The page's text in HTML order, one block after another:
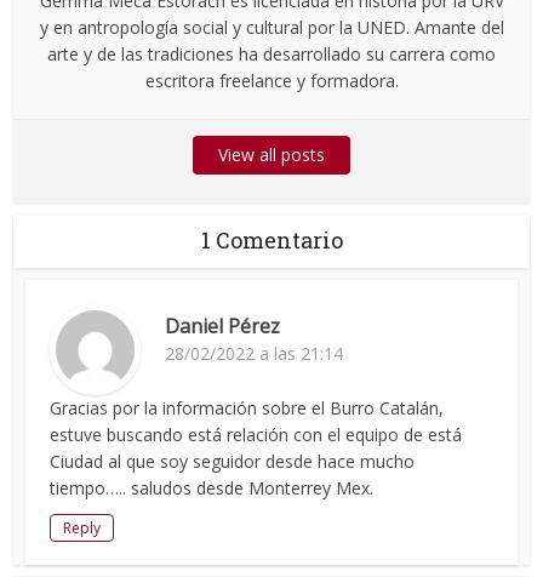
y en antropología social y cultural por la UNED. Amante del
arte y de las tradiciones ha desarrollado su carrera como
escritora freelance y formadora.
View all posts
1 Comentario
Daniel Pérez
28/02/2022 a las 21:14
Gracias por la información sobre el Burro Catalán,
estuve buscando está relación con el equipo de está
Ciudad al que soy seguidor desde hace mucho
tiempo….. saludos desde Monterrey Mex.
Reply